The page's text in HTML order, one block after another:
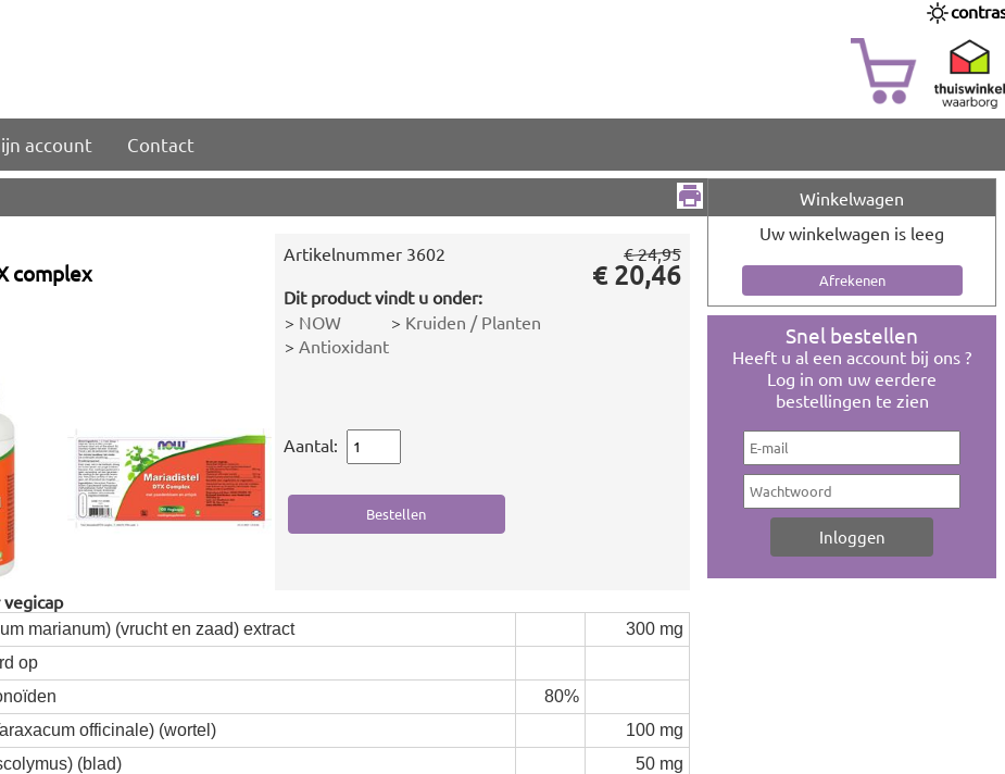
account Contact
complex
Artikelnummer 3602
Dit product vindt u onder:
> NOW > Kruiden / Planten
> Antioxidant
€ 24,95
€ 20,46
Aantal:
marianum) (vrucht en zaad) extract
300 mg
op
80%
officinale) (wortel)
100 mg
(blad)
50 mg
Winkelwagen
Uw winkelwagen is leeg
Snel bestellen
Heeft u al een account bij ons ?
Log in om uw eerdere
bestellingen te zien